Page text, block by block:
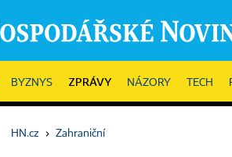
HOME
BYZNYS ZPRÁVY NÁZORY TECH
HN.cz › Zahraniční